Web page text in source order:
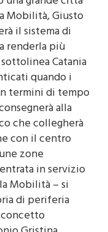
Mobilità, Giusto
il sistema di
renderla più
Catania
quando i
termini di tempo
alla
che collegherà
con il centro
zone
in servizio
Mobilità – si
di periferia
concetto